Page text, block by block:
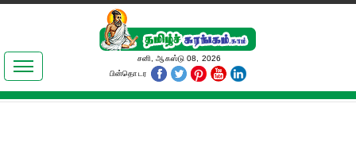
இலக்கியங்கள்
தமிழ் உலகம்
சனி, ஆகஸ்டு 08, 2026
பின்தொடர